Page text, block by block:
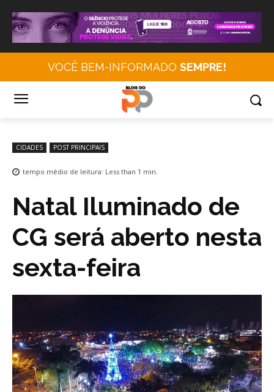
VOCÊ BEM-INFORMADO SEMPRE!
CIDADES POST PRINCIPAIS
tempo médio de leitura: Less than 1 min.
Natal Iluminado de
CG será aberto nesta
sexta-feira